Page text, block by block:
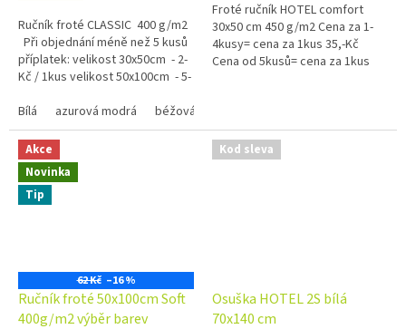
Ručník froté CLASSIC 400 g/m2
Při objednání méně než 5 kusů
příplatek: velikost 30x50cm - 2-
Kč / 1kus velikost 50x100cm - 5-
Bílá
azurová modrá béžová
5
hvězdiček.
Froté ručník HOTEL comfort
30x50 cm 450 g/m2 Cena za 1-
4kusy= cena za 1kus 35,-Kč
Cena od 5kusů= cena za 1kus
Akce
Novinka
Tip
62 Kč –16 %
Ručník froté 50x100cm Soft
400g/m2 výběr barev
Kod sleva
Osuška HOTEL 2S bílá
70x140 cm